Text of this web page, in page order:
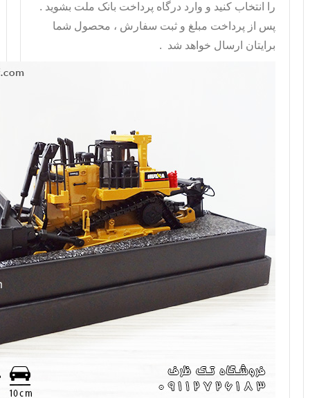
را انتخاب کنيد و وارد درگاه پرداخت بانک ملت بشويد .
پس از پرداخت مبلغ و ثبت سفارش ، محصول شما
برايتان ارسال خواهد شد .